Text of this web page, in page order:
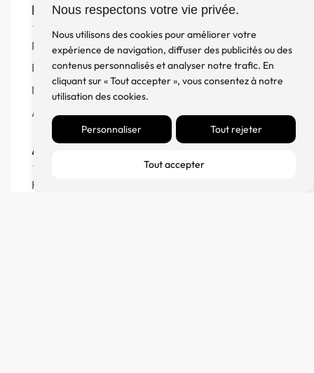
Nous respectons votre vie privée.
Nous utilisons des cookies pour améliorer votre
expérience de navigation, diffuser des publicités ou des
contenus personnalisés et analyser notre trafic. En
cliquant sur « Tout accepter », vous consentez à notre
utilisation des cookies.
Personnaliser Tout rejeter
Tout accepter
Boutique
Produits
Enceintes
Meuble, Rack et Support
Accessoires
Aide
FAQ